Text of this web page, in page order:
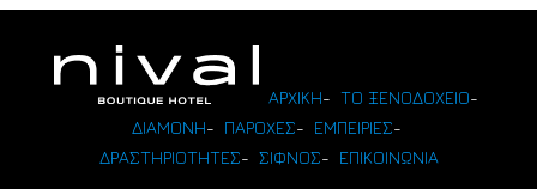
ΑΡΧΙΚΗ- ΤΟ ΞΕΝΟΔΟΧΕΙΟ-
ΔΙΑΜΟΝΗ- ΠΑΡΟΧΕΣ- ΕΜΠΕΙΡΙΕΣ-
ΔΡΑΣΤΗΡΙΟΤΗΤΕΣ- ΣΙΦΝΟΣ- ΕΠΙΚΟΙΝΩΝΙΑ